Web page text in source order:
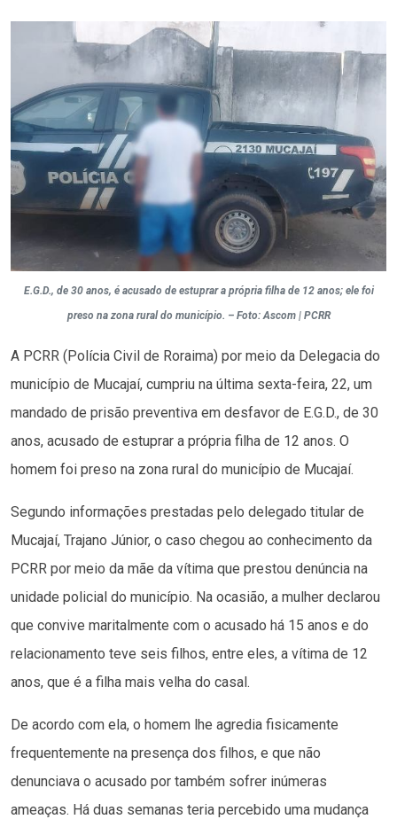
E.G.D., de 30 anos, é acusado de estuprar a própria filha de 12 anos; ele foi
preso na zona rural do município. – Foto: Ascom | PCRR
A PCRR (Polícia Civil de Roraima) por meio da Delegacia do
município de Mucajaí, cumpriu na última sexta-feira, 22, um
mandado de prisão preventiva em desfavor de E.G.D., de 30
anos, acusado de estuprar a própria filha de 12 anos. O
homem foi preso na zona rural do município de Mucajaí.
Segundo informações prestadas pelo delegado titular de
Mucajaí, Trajano Júnior, o caso chegou ao conhecimento da
PCRR por meio da mãe da vítima que prestou denúncia na
unidade policial do município. Na ocasião, a mulher declarou
que convive maritalmente com o acusado há 15 anos e do
relacionamento teve seis filhos, entre eles, a vítima de 12
anos, que é a filha mais velha do casal.
De acordo com ela, o homem lhe agredia fisicamente
frequentemente na presença dos filhos, e que não
denunciava o acusado por também sofrer inúmeras
ameaças. Há duas semanas teria percebido uma mudança